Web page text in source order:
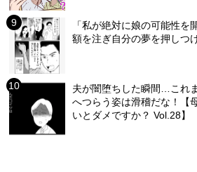
「私が絶対に娘の可能性
額を注ぎ自分の夢を押しつ
夫が闇堕ちした瞬間…これ
へつらう姿は滑稽だな！【
いとダメですか？ Vol.28】